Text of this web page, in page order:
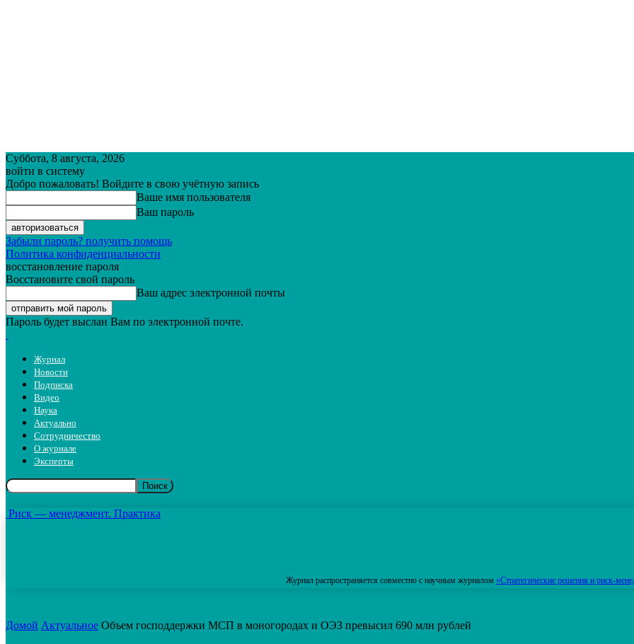
Суббота, 8 августа, 2026
войти в систему
Добро пожаловать! Войдите в свою учётную запись
Ваше имя пользователя
Ваш пароль
Забыли пароль? получить помощь
Политика конфиденциальности
восстановление пароля
Восстановите свой пароль
Ваш адрес электронной почты
Пароль будет выслан Вам по электронной почте.
Журнал
Новости
Подписка
Видео
Наука
Актуально
Сотрудничество
О журнале
Эксперты
Риск — менеджмент. Практика
Журнал распространяется совместно с научным журналом «Стратегические решения и риск-
Домой Актуальное Объем господдержки МСП в моногородах и ОЭЗ превысил 690 млн рублей